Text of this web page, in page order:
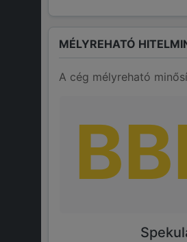
MÉLYREHATÓ
A cég mélyreható